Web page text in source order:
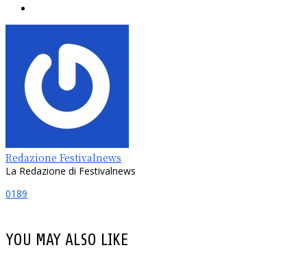
Redazione Festivalnews
La Redazione di Festivalnews
0189
YOU MAY ALSO LIKE